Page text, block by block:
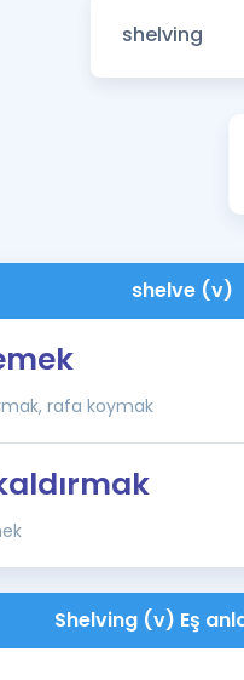
shelve (v)
rafa koymak
Shelving (v) Eş